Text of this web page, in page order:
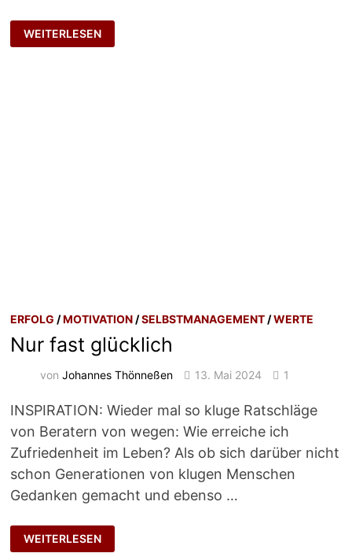
GESUNDER
EHRGEIZ?
WEITERLESEN
ERFOLG /MOTIVATION /SELBSTMANAGEMENT /WERTE
Nur fast glücklich
vonJohannes Thönneßen 13. Mai 2024 1
INSPIRATION: Wieder mal so kluge Ratschläge
von Beratern von wegen: Wie erreiche ich
Zufriedenheit im Leben? Als ob sich darüber nicht
schon Generationen von klugen Menschen
Gedanken gemacht und ebenso …
NUR
FAST
WEITERLESEN